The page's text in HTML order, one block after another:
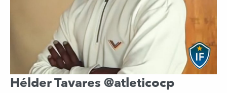
Hélder Tavares @atleticocp